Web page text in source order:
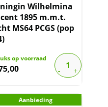
Wilhelmina
1895 m.m.t.
MS64 PCGS (pop
op voorraad
Aanbieding